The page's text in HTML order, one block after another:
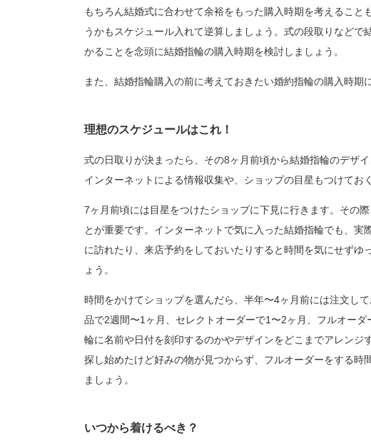
もちろん結婚式に合わせて余裕をもった購入時期を考えるこ
うかもスケジュール入れて逆算しましょう。式の段取りなど
かることを念頭に結婚指輪の購入時期を検討しましょう。
また、結婚指輪購入の前に考えておきたい婚約指輪の購入時期
理想のスケジュールはこれ！
式の日取りが決まったら、その8ヶ月前頃から結婚指輪のデザ
インターネットによる情報収集や、ショップの目星もつけてお
7ヶ月前頃には目星をつけたショップに下見に行きます。その
とが重要です。インターネットで気に入った結婚指輪でも、
に訪れたり、来店予約をしておいたりすると時間を気にせず
ょう。
時間をかけてショップを選んだら、半年〜4ヶ月前には注文し
品で2週間〜1ヶ月、セレクトオーダーで1〜2ヶ月、フルオー
輪に名前や日付を刻印するのかやデザインをどこまでアレン
探し始めたけど好みの物が見つからず、フルオーダーをする
ましょう。
いつから着けるべき？